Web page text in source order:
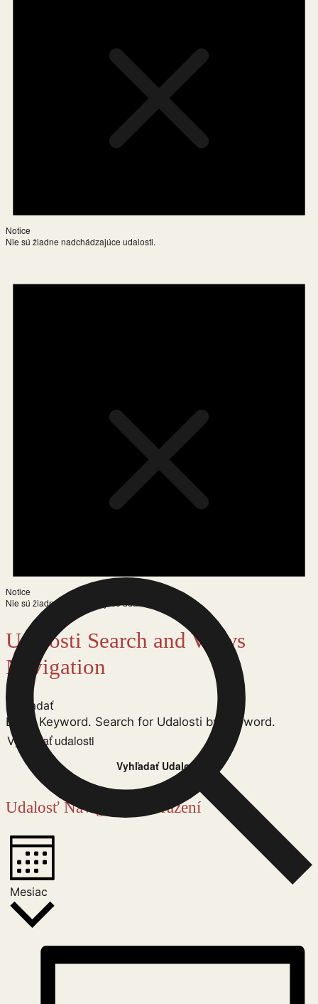
Notice
Nie sú žiadne nadchádzajúce udalosti.
Notice
Nie sú žiadne nadchádzajúce udalosti.
Udalosti Search and Views
Navigation
Vyhľadať
Enter Keyword. Search for Udalosti by Keyword.
Vyhľadať Udalosti
Udalosť Navigácie Zobrazení
Mesiac